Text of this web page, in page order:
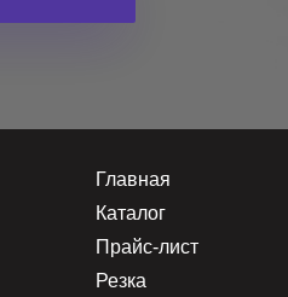
Главная
Каталог
Прайс-лист
Резка